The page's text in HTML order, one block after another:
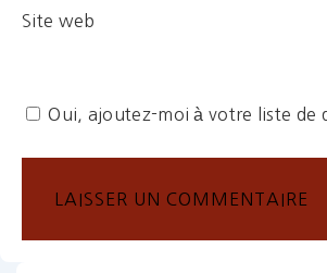
Site web
Oui, ajoutez-moi à votre liste de